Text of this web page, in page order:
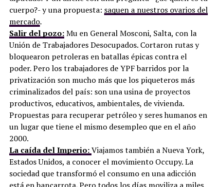
cuerpo?- y una propuesta: saquen a nuestros ovarios del
mercado.
Salir del pozo:Mu en General Mosconi, Salta, con la
Unión de Trabajadores Desocupados. Cortaron rutas y
bloquearon petroleras en batallas épicas contra el
poder. Pero los trabajadores de YPF barridos por la
privatización son mucho más que los piqueteros más
criminalizados del país: son una usina de proyectos
productivos, educativos, ambientales, de vivienda.
Propuestas para recuperar petróleo y seres humanos en
un lugar que tiene el mismo desempleo que en el año
2000.
La caída del Imperio:Viajamos también a Nueva York,
Estados Unidos, a conocer el movimiento Occupy. La
sociedad que transformó el consumo en una adicción